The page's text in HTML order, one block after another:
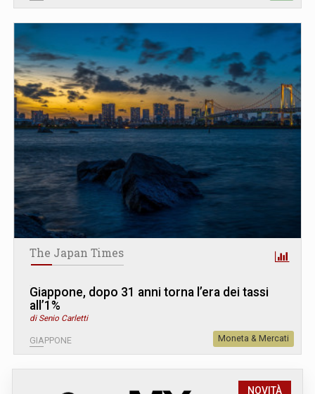
The Japan Times
Giappone, dopo 31 anni torna l’era dei tassi
all’1%
di Senio Carletti
GIAPPONE Moneta & Mercati
NOVITÀ